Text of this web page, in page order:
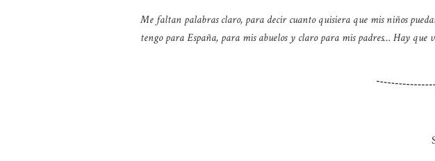
Me faltan palabras claro, para decir cuanto quisiera que mis niños
tengo para España, para mis abuelos y claro para mis padres… Hay que